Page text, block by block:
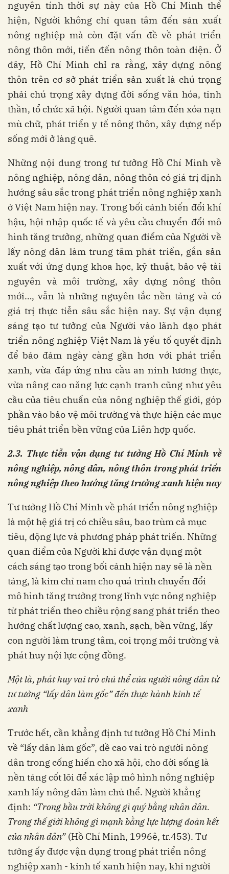
nguyên tính thời sự này của Hồ Chí Minh thể
hiện, Người không chỉ quan tâm đến sản xuất
nông nghiệp mà còn đặt vấn đề về phát triển
nông thôn mới, tiến đến nông thôn toàn diện. Ở
đây, Hồ Chí Minh chỉ ra rằng, xây dựng nông
thôn trên cơ sở phát triển sản xuất là chú trọng
phải chú trọng xây dựng đời sống văn hóa, tinh
thần, tổ chức xã hội. Người quan tâm đến xóa nạn
mù chữ, phát triển y tế nông thôn, xây dựng nếp
sống mới ở làng quê.
Những nội dung trong tư tưởng Hồ Chí Minh về
nông nghiệp, nông dân, nông thôn có giá trị định
hướng sâu sắc trong phát triển nông nghiệp xanh
ở Việt Nam hiện nay. Trong bối cảnh biến đổi khí
hậu, hội nhập quốc tế và yêu cầu chuyển đổi mô
hình tăng trưởng, những quan điểm của Người về
lấy nông dân làm trung tâm phát triển, gắn sản
xuất với ứng dụng khoa học, kỹ thuật, bảo vệ tài
nguyên và môi trường, xây dựng nông thôn
mới…, vẫn là những nguyên tắc nền tảng và có
giá trị thực tiễn sâu sắc hiện nay. Sự vận dụng
sáng tạo tư tưởng của Người vào lãnh đạo phát
triển nông nghiệp Việt Nam là yếu tố quyết định
để bảo đảm ngày càng gần hơn với phát triển
xanh, vừa đáp ứng nhu cầu an ninh lương thực,
vừa nâng cao năng lực cạnh tranh cũng như yêu
cầu của tiêu chuẩn của nông nghiệp thế giới, góp
phần vào bảo vệ môi trường và thực hiện các mục
tiêu phát triển bền vững của Liên hợp quốc.
2.3. Thực tiễn vận dụng tư tưởng Hồ Chí Minh về
nông nghiệp, nông dân, nông thôn trong phát triển
nông nghiệp theo hướng tăng trưởngxanh hiện nay
Tư tưởng Hồ Chí Minh về phát triển nông nghiệp
là một hệ giá trị có chiều sâu, bao trùm cả mục
tiêu, động lực và phương pháp phát triển. Những
quan điểm của Người khi được vận dụng một
cách sáng tạo trong bối cảnh hiện nay sẽ là nền
tảng, là kim chỉ nam cho quá trình chuyển đổi
mô hình tăng trưởng trong lĩnh vực nông nghiệp
từ phát triển theo chiều rộng sang phát triển theo
hướng chất lượng cao, xanh, sạch, bền vững, lấy
con người làm trung tâm, coi trọng môi trường và
phát huy nội lực cộng đồng.
Một là, phát huy vai trò chủ thể của người nông dân từ
tư tưởng “lấy dân làm gốc” đến thực hành kinh tế
xanh
Trước hết, cần khẳng định tư tưởng Hồ Chí Minh
về “lấy dân làm gốc”, đề cao vai trò người nông
dân trong cống hiến cho xã hội, cho đời sống là
nền tảng cốt lõi để xác lập mô hình nông nghiệp
xanh lấy nông dân làm chủ thể. Người khẳng
định: “Trong bầu trời không gì quý bằng nhân dân.
Trong thế giới không gì mạnh bằng lực lượng đoàn kết
của nhân dân” (Hồ Chí Minh, 1996ê, tr.453). Tư
tưởng ấy được vận dụng trong phát triển nông
nghiệp xanh - kinh tế xanh hiện nay, khi người